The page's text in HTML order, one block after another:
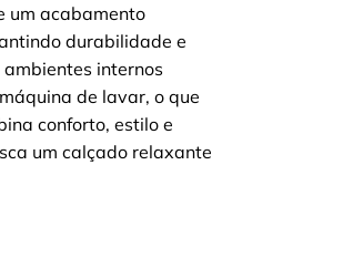
um acabamento
durabilidade e
internos
de lavar, o que
conforto, estilo e
um calçado relaxante